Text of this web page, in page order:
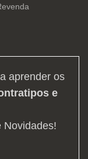
aprender os
e
Novidades!